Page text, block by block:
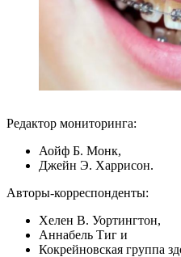
Редактор мониторинга:
Аойф Б. Монк,
Джейн Э. Харрисон.
Авторы-корреспонденты:
Хелен В. Уортингтон,
Аннабель Тиг и
Кокрейновская группа